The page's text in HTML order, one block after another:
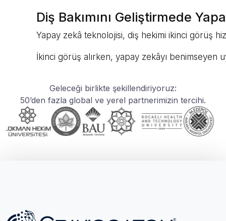
Diş Bakımını Geliştirmede
Yapay zekâ teknolojisi, diş hekimi ikinci görüş
İkinci görüş alırken, yapay zekâyı benimseyen
Geleceği birlikte şekillendiriyoruz:
50’den fazla global ve yerel partnerimizin tercihi.